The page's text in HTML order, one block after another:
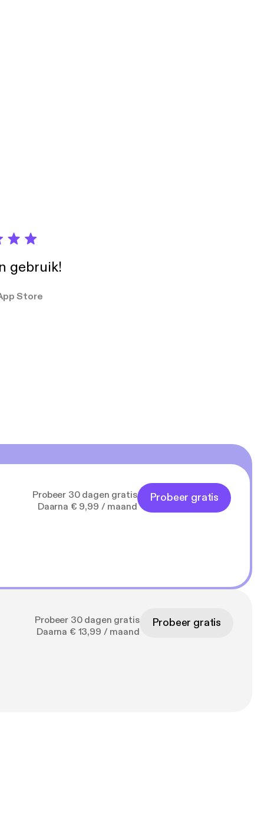
gebruik!
Store
Probeer 30 dagen gratis
Daarna € 9,99 / maand
Probeer gratis
Probeer 30 dagen gratis
Daarna € 13,99 / maand
Probeer gratis